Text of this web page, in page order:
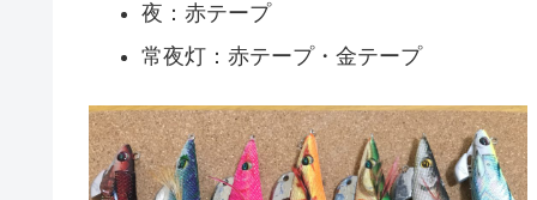
夜：赤テープ
常夜灯：赤テープ・金テープ